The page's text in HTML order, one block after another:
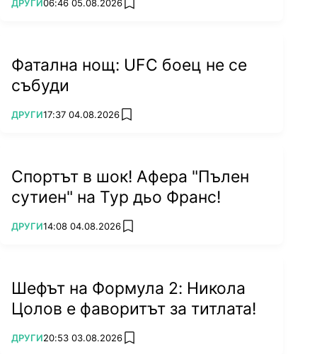
ДРУГИ06:46 05.08.2026 add favorites
Фатална нощ: UFC боец не се
събуди
ПОВЕЧЕ ОТ
ДРУГИ17:37 04.08.2026 add favorites
Спортът в шок! Афера "Пълен
сутиен" на Тур дьо Франс!
ПОВЕЧЕ ОТ
ДРУГИ14:08 04.08.2026 add favorites
Шефът на Формула 2: Никола
Цолов е фаворитът за титлата!
ПОВЕЧЕ ОТ
ДРУГИ20:53 03.08.2026 add favorites